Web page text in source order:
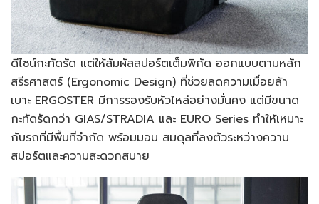
ดีไซน์กะทัดรัด แต่ให้สัมผัสสปอร์ตเต็มพิกัด ออกแบบตามหลัก
สรีรศาสตร์ (Ergonomic Design) ที่ช่วยลดความเมื่อยล้า
เบาะ ERGOSTER มีการรองรับหัวไหล่อย่างมั่นคง แต่มีขนาด
กะทัดรัดกว่า GIAS/STRADIA และ EURO Series ทำให้เหมาะ
กับรถที่มีพื้นที่จำกัด พร้อมมอบ สมดุลที่ลงตัวระหว่างความ
สปอร์ตและความสะดวกสบาย